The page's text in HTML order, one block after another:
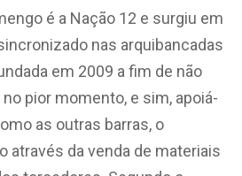
é a Nação 12 e surgiu em
nas arquibancadas
em 2009 a fim de não
pior momento, e sim, apoiá-
as outras barras, o
através da venda de materiais